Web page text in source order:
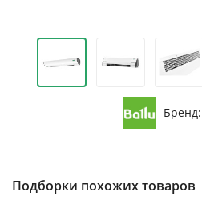
Бренд:
Подборки похожих товаров